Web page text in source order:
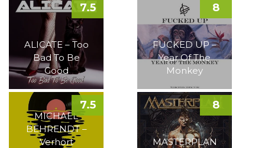
ALICATE – Too
Bad To Be
Good
7.5
FUCKED UP –
Year Of The
Monkey
8
MICHAEL
BEHRENDT –
Verhört
7.5
MASTERPLAN
8